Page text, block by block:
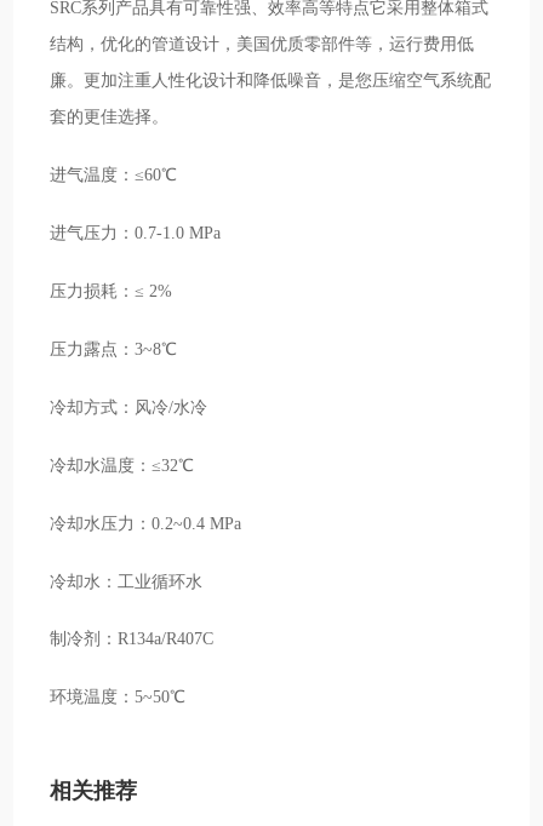
SRC系列产品具有可靠性强、效率高等特点它采用整体箱式
结构，优化的管道设计，美国优质零部件等，运行费用低
廉。更加注重人性化设计和降低噪音，是您压缩空气系统配
套的更佳选择。
进气温度：≤60℃
进气压力：0.7-1.0 MPa
压力损耗：≤ 2%
压力露点：3~8℃
冷却方式：风冷/水冷
冷却水温度：≤32℃
冷却水压力：0.2~0.4 MPa
冷却水：工业循环水
制冷剂：R134a/R407C
环境温度：5~50℃
相关推荐